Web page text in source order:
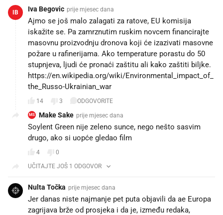
IB Iva Begovic prije mjesec dana
Ajmo se još malo zalagati za ratove, EU komisija
iskažite se. Pa zamrznutim ruskim novcem financirajte
masovnu proizvodnju dronova koji će izazivati masovne
požare u rafinerijama. Ako temperature porastu do 50
stupnjeva, ljudi će pronaći zaštitu ali kako zaštiti biljke.
https://en.wikipedia.org/wiki/Environmental_impact_of_
the_Russo-Ukrainian_war
14 3 ODGOVORITE
MS Make Sake prije mjesec dana
Soylent Green nije zeleno sunce, nego nešto sasvim
drugo, ako si uopće gledao film
4
0
UČITAJTE JOŠ 1 ODGOVOR
Nulta Točka prije mjesec dana
Jer danas niste najmanje pet puta objavili da ae Europa
zagrijava brže od prosjeka i da je, između redaka,